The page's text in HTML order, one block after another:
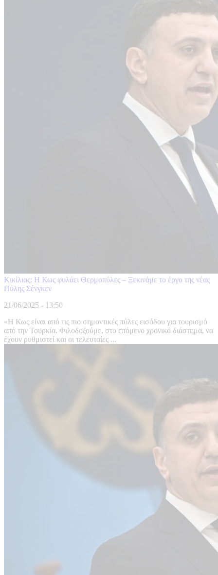
Κικίλιας: Η Κως φυλάει Θερμοπύλες – Ξεκινάμε το έργο της νέας
Πύλης Σένγκεν
21/06/2025 - 13:50
«Η Κως είναι από τις πιο σημαντικές πύλες εισόδου για τουρισμό
από την Τουρκία. Φιλοδοξούμε, στο επόμενο χρονικό διάστημα, να
έχουν ρυθμιστεί και οι τελευταίες ...